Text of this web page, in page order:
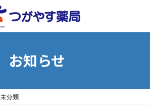
お知らせ
未分類